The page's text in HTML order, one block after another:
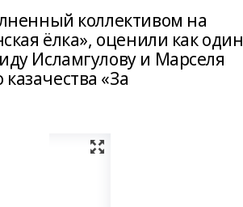
коллективом на
ёлка», оценили как один
Исламгулову и Марселя
«За